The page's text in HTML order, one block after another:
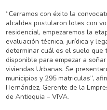
“Cerramos con éxito la
alcaldes postularon lotes con
residencial, empezaremos la
evaluación técnica, jurídica y
determinar cuál es el suelo que
disponible para empezar a
viviendas Urbanas. Se
municipios y 295 matriculas”,
Hernández, Gerente de la
de Antioquia – VIVA.